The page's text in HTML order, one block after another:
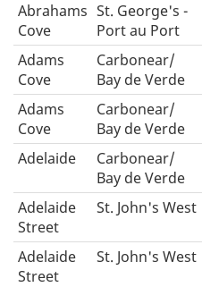
Abrahams
Cove
St. George's -
Port au Port
Adams
Cove
Carbonear/
Bay de Verde
Adams
Cove
Carbonear/
Bay de Verde
Adelaide
Carbonear/
Bay de Verde
Adelaide
Street
St. John's West
Adelaide
Street
St. John's West